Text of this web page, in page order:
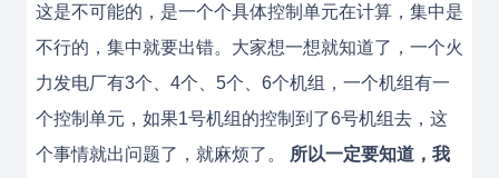
这是不可能的，是一个个具体控制单元在计算，集中是
不行的，集中就要出错。大家想一想就知道了，一个火
力发电厂有3个、4个、5个、6个机组，一个机组有一
个控制单元，如果1号机组的控制到了6号机组去，这
个事情就出问题了，就麻烦了。
所以一定要知道，我